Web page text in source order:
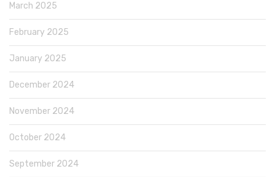
March 2025
February 2025
January 2025
December 2024
November 2024
October 2024
September 2024